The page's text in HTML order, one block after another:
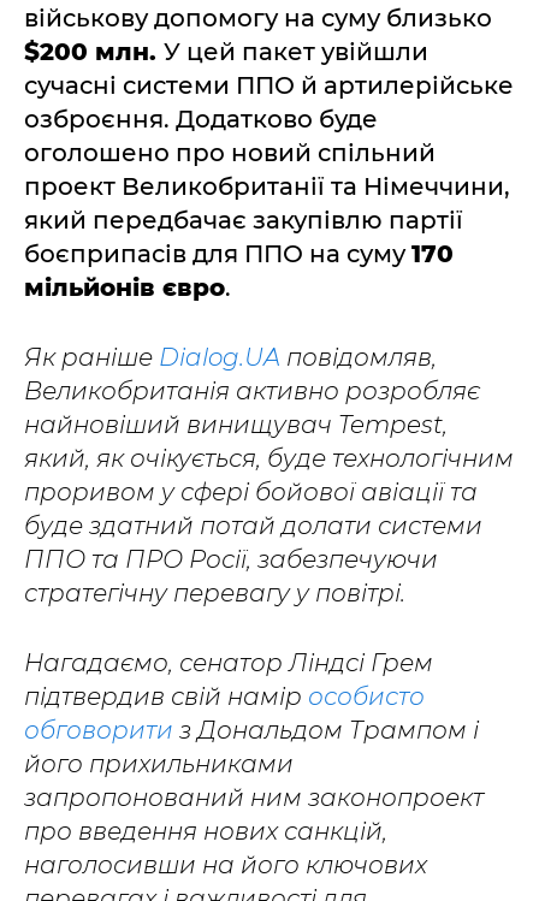
військову допомогу на суму близько
$200 млн. У цей пакет увійшли
сучасні системи ППО й артилерійське
озброєння. Додатково буде
оголошено про новий спільний
проект Великобританії та Німеччини,
який передбачає закупівлю партії
боєприпасів для ППО на суму170
мільйонів євро.
Як раніше Dialog.UA повідомляв,
Великобританія активно розробляє
найновіший винищувач Tempest,
який, як очікується, буде технологічним
проривом у сфері бойової авіації та
буде здатний потай долати системи
ППО та ПРО Росії, забезпечуючи
стратегічну перевагу у повітрі.
Нагадаємо, сенатор Ліндсі Грем
підтвердив свій намір особисто
обговорити з Дональдом Трампом і
його прихильниками
запропонований ним законопроект
про введення нових санкцій,
наголосивши на його ключових